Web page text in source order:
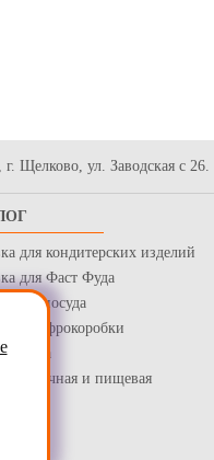
Щелково, ул. Заводская с 26.
для кондитерских изделий
для Фаст Фуда
посуда
Гофрокоробки
пленка
оберточная и пищевая